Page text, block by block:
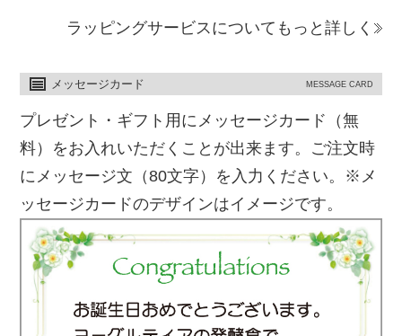
ラッピングサービスについてもっと詳しく
メッセージカード MESSAGE CARD
プレゼント・ギフト用にメッセージカード（無
料）をお入れいただくことが出来ます。ご注文時
にメッセージ文（80文字）を入力ください。※メ
ッセージカードのデザインはイメージです。